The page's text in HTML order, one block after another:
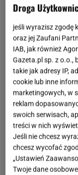
Droga
jeśli wyrazisz zgodę
oraz jej Zaufani
IAB, jak również
Gazeta.pl sp. z o.o.,
takie jak adresy IP,
cookie lub inne
marketingowych, w
reklam
swoich serwisach,
treści w nich
Jeśli nie chcesz
chcesz wycofać
„Ustawień
Twoje dane